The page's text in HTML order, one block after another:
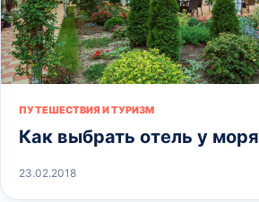
ПУТЕШЕСТВИЯ И ТУРИЗМ
Как выбрать отель у моря
23.02.2018